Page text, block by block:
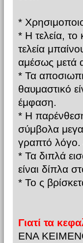
*
* Η τελεία,
τελεία
αμέσως μετά
* Τα
θαυμαστικό
έμφαση.
* Η
σύμβολα
γραπτό λόγο.
* Τα διπλά
είναι δίπλα
* Το ς
Γιατί τα
ΕΝΑ